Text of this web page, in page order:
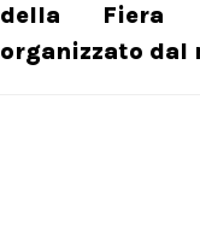
della Fiera
organizzato dal